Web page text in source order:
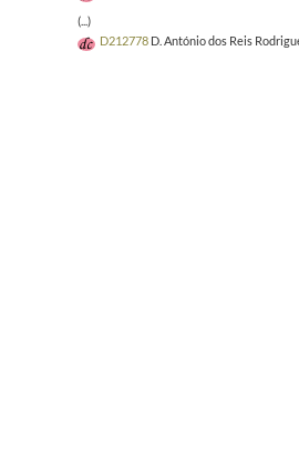
(...)
D212778 D. António dos Reis